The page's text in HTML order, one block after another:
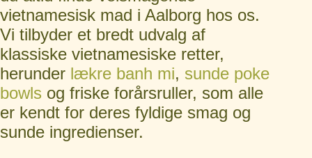
vietnamesisk mad i Aalborg hos os.
Vi tilbyder et bredt udvalg af
klassiske vietnamesiske retter,
herunder lækre banh mi, sunde poke
bowls og friske forårsruller, som alle
er kendt for deres fyldige smag og
sunde ingredienser.